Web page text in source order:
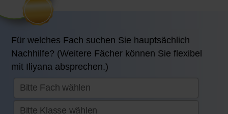
Für welches Fach suchen Sie hauptsächlich
Nachhilfe? (Weitere Fächer können Sie flexibel
mit Iliyana absprechen.)